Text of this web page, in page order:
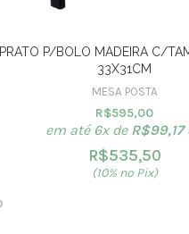
PRATO P/BOLO MADEIRA C/
33X31CM
MESA POSTA
R$595,00
em até 6x de R$99,17
R$535,50
(10% no Pix)